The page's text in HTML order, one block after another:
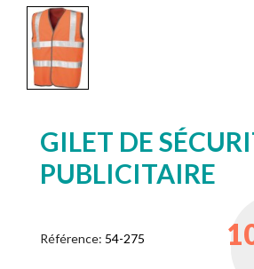
GILET DE
PUBLICITAIRE
Référence: 54-275